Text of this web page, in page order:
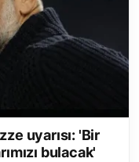
uyarısı: 'Bir
bulacak'